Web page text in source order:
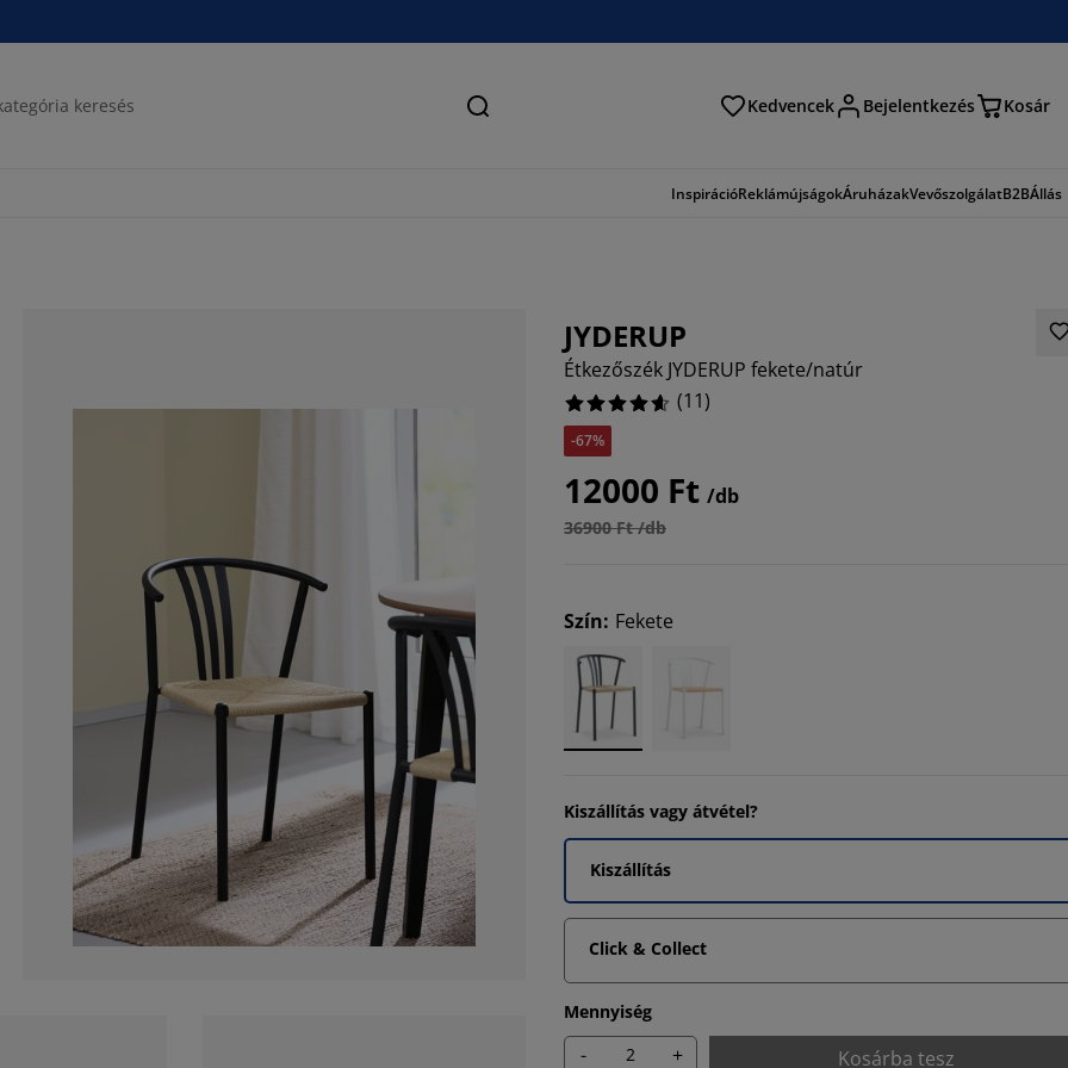
Keresés Kedvencek Bejelentkezés Kosár
InspirációReklámújságokÁruházakVevőszolgálatB2BÁllás
JYDERUP
Étkezőszék JYDERUP fekete/natúr
(11)
-67%
12000 Ft /db
36900 Ft /db
Szín: Fekete
Kiszállítás vagy átvétel?
Kiszállítás
Click & Collect
Mennyiség
- + Kosárba tesz
9.090909090909092%
9.090909090909092%